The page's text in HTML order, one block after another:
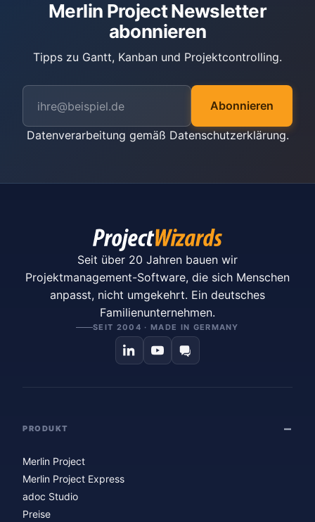
Merlin Project Newsletter
abonnieren
Tipps zu Gantt, Kanban und Projektcontrolling.
Abonnieren
Datenverarbeitung gemäß Datenschutzerklärung.
Seit über 20 Jahren bauen wir
Projektmanagement-Software, die sich Menschen
anpasst, nicht umgekehrt. Ein deutsches
Familienunternehmen.
SEIT 2004 · MADE IN GERMANY
PRODUKT
Merlin Project
Merlin Project Express
adoc Studio
Preise